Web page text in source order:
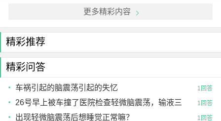
更多精彩内容
精彩推荐
精彩问答
车祸引起的脑震荡引起的失忆 1回答
26号早上被车撞了医院检查轻微脑震荡，输液三
天，今天第五天了
1回答
出现轻微脑震荡后想睡觉正常嘛？ 1回答